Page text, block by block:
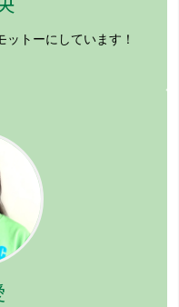
ットーにしています！